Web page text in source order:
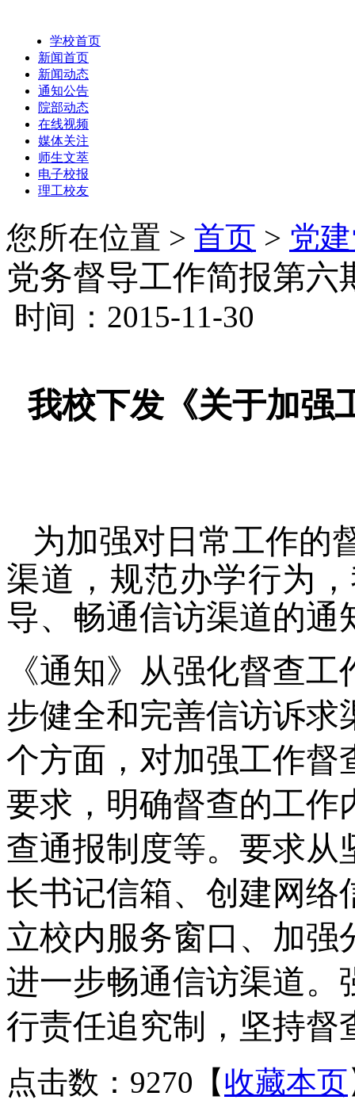
学校首页
新闻首页
新闻动态
通知公告
院部动态
在线视频
媒体关注
师生文萃
电子校报
理工校友
您所在位置 > 首页 > 党
党务督导工作简报第六
时间：2015-11-30
我校下发《关于加强
为加强对日常工作的
渠道，规范办学行为
导、畅通信访渠道的通
《通知》从强化督查
步健全和完善信访诉求
个方面，对加强工作督
要求，明确督查的工作
查通报制度等。要求从
长书记信箱、创建网络
立校内服务窗口、加强
进一步畅通信访渠道。
行责任追究制，坚持督
点击数：9270 【收藏本页